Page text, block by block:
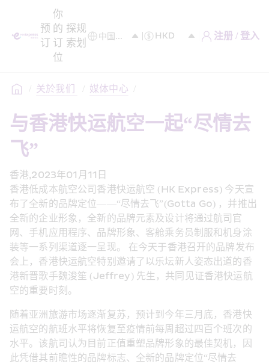
预
订
你
的
订
位
探
索
规
划
注册 / 登入
/ 关於我们 / 媒体中心 /
与香港快运航空一起“尽情去
飞”
香港,2023年01月11日
香港低成本航空公司香港快运航空 (HK Express) 今天宣
布了全新的品牌定位——“尽情去飞”(Gotta Go) ，并推出
全新的企业形象，全新的品牌元素及设计将通过航司官
网、手机应用程序、品牌形象、客舱乘务员制服和机身涂
装等一系列渠道逐一呈现。 在今天于香港召开的品牌发布
会上，香港快运航空特别邀请了以乐坛新人姿态出道的香
港新晋歌手魏浚笙 (Jeffrey) 先生，共同见证香港快运航
空的重要时刻。
随着亚洲旅游市场逐渐复苏，预计到今年三月底，香港快
运航空的航班水平将恢复至疫情前每周超过四百个班次的
水平。该航司认为目前正值重塑品牌形象的最佳契机，因
此凭借其前瞻性的品牌标志、全新的品牌定位“尽情去